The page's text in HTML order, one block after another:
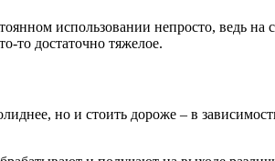
использовании непросто, ведь на
то достаточно тяжелое.
но и стоить дороже – в